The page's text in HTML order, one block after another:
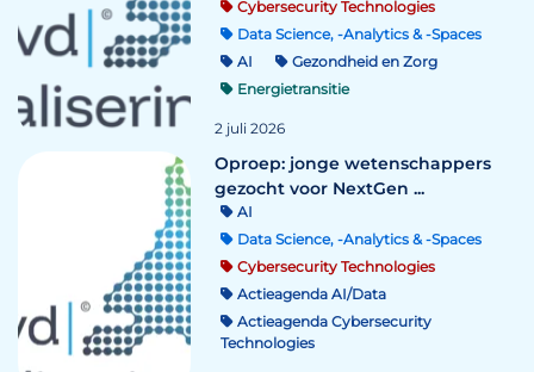
Cybersecurity Technologies
Data Science, -Analytics & -Spaces
AI
Gezondheid en Zorg
Energietransitie
2 juli 2026
Oproep: jonge wetenschappers
gezocht voor NextGen ...
AI
Data Science, -Analytics & -Spaces
Cybersecurity Technologies
Actieagenda AI/Data
Actieagenda Cybersecurity
Technologies